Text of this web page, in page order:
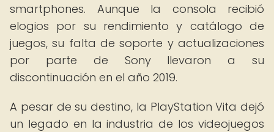
smartphones. Aunque la consola recibió
elogios por su rendimiento y catálogo de
juegos, su falta de soporte y actualizaciones
por parte de Sony llevaron a su
discontinuación en el año 2019.
A pesar de su destino, la PlayStation Vita dejó
un legado en la industria de los videojuegos